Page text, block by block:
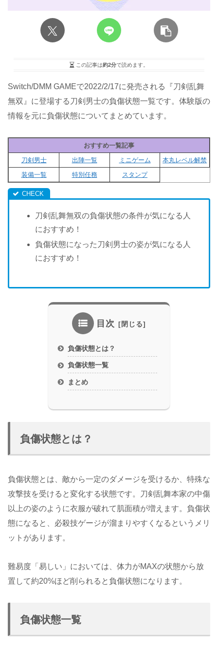
この記事は約2分で読めます。
Switch/DMM GAMEで2022/2/17に発売される『刀剣乱舞
無双』に登場する刀剣男士の負傷状態一覧です。体験版の
情報を元に負傷状態についてまとめています。
おすすめ一覧記事
刀剣男士
出陣一覧 ミニゲーム
本丸レベル解禁
装備一覧
特別任務 スタンプ
刀剣乱舞無双の負傷状態の条件が気になる人
におすすめ！
負傷状態になった刀剣男士の姿が気になる人
におすすめ！
目次
負傷状態とは？
負傷状態一覧
まとめ
負傷状態とは？
負傷状態とは、敵から一定のダメージを受けるか、特殊な
攻撃技を受けると変化する状態です。刀剣乱舞本家の中傷
以上の姿のように衣服が破れて肌面積が増えます。負傷状
態になると、必殺技ゲージが溜まりやすくなるというメリ
ットがあります。
難易度「易しい」においては、体力がMAXの状態から放
置して約20%ほど削られると負傷状態になります。
負傷状態一覧